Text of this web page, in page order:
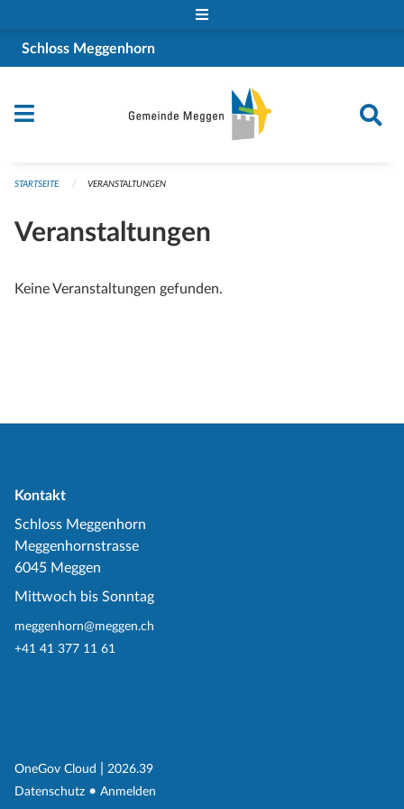
Schloss Meggenhorn
STARTSEITE VERANSTALTUNGEN
Veranstaltungen
Keine Veranstaltungen gefunden.
Kontakt
Schloss Meggenhorn
Meggenhornstrasse
6045 Meggen
Mittwoch bis Sonntag
meggenhorn@meggen.ch
+41 41 377 11 61
OneGov Cloud (External Link)
2026.39
Datenschutz (External Link)
Anmelden